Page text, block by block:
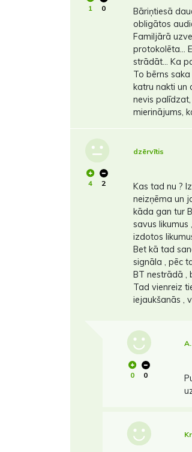
1 0
Bāriņtiesā
obligātos
Familjārā
protokolēta...
strādāt... Ka
To bērns
katru nakti un
nevis
mierinājums,
4 2
dzērvītis
Kas tad nu ?
neizņēma un
kāda gan tur
savus
izdotos
Bet kā tad
signāla , pēc
BT nestrādā ,
Tad vienreiz
iejaukšanās ,
0 0
A.